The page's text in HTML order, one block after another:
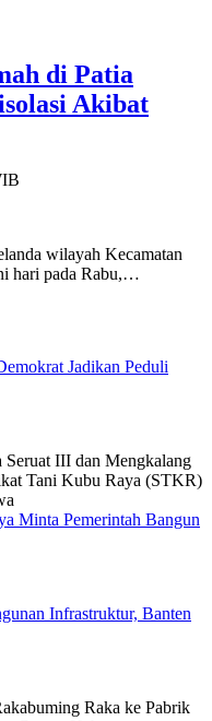
di Patia
Akibat
wilayah Kecamatan
hari pada Rabu,…
Jadikan Peduli
Minta Pemerintah Bangun
Infrastruktur, Banten